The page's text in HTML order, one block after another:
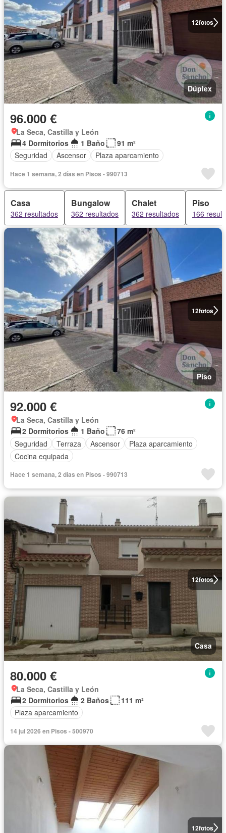
12fotos
Dúplex
96.000 €
La Seca, Castilla y León
4 Dormitorios
1 Baño
91 m²
Seguridad
Ascensor Plaza aparcamiento
Hace 1 semana, 2 días en Pisos - 990713
Casa
362 resultados
Bungalow
362 resultados
Chalet
362 resultados
Piso
166
12fotos
Piso
92.000 €
La Seca, Castilla y León
2 Dormitorios
1 Baño
76 m²
Seguridad
Terraza Ascensor
Plaza aparcamiento
Cocina equipada
Hace 1 semana, 2 días en Pisos - 990713
12fotos
Casa
80.000 €
La Seca, Castilla y León
2 Dormitorios
2 Baños
111 m²
Plaza aparcamiento
14 jul 2026 en Pisos - 500970
12fotos